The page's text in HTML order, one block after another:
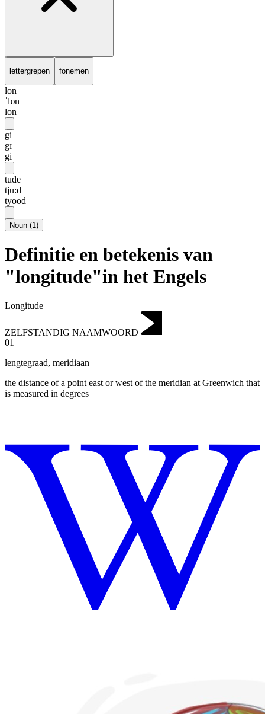
lettergrepen fonemen
lon
ˈlɒn
lon
gi
gɪ
gi
tude
tju:d
tyood
Noun (1)
Definitie en betekenis van
"longitude"in het Engels
Longitude
ZELFSTANDIG NAAMWOORD
01
lengtegraad, meridiaan
the distance of a point east or west of the meridian at Greenwich that
is measured in degrees